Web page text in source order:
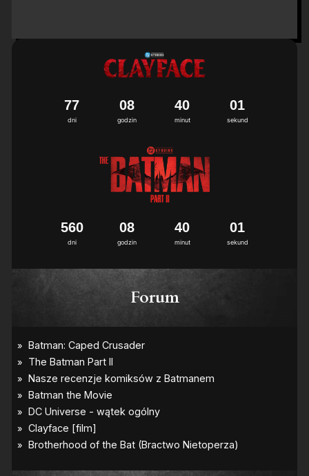
dni
77
godzin
08
minut
40
sekund
00
1
dni
560
godzin
08
minut
40
sekund
00
1
Forum